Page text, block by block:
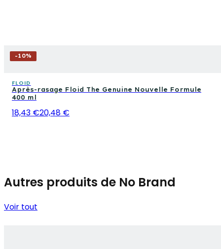
-10%
FLOID
Après-rasage Floid The Genuine Nouvelle Formule
400 ml
18,43 €20,48 €
Autres produits de No Brand
Voir tout